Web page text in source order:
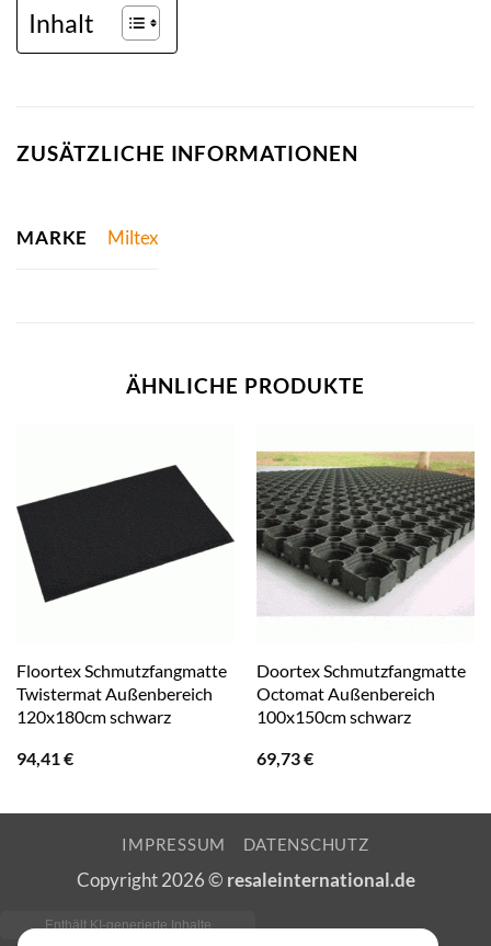
Inhalt
ZUSÄTZLICHE INFORMATIONEN
MARKE Miltex
ÄHNLICHE PRODUKTE
Floortex Schmutzfangmatte
Twistermat Außenbereich
120x180cm schwarz
94,41 €
Doortex Schmutzfangmatte
Octomat Außenbereich
100x150cm schwarz
69,73€
IMPRESSUM DATENSCHUTZ
Copyright 2026 © resaleinternational.de